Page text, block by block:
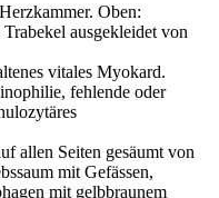
Oben:
ausgekleidet von
vitales Myokard.
fehlende oder
allen Seiten gesäumt von
mit Gefässen,
mit gelbbraunem